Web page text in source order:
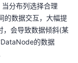
分布列选择合理
的数据交互，大幅提
，会导致数据倾斜(某
的数据